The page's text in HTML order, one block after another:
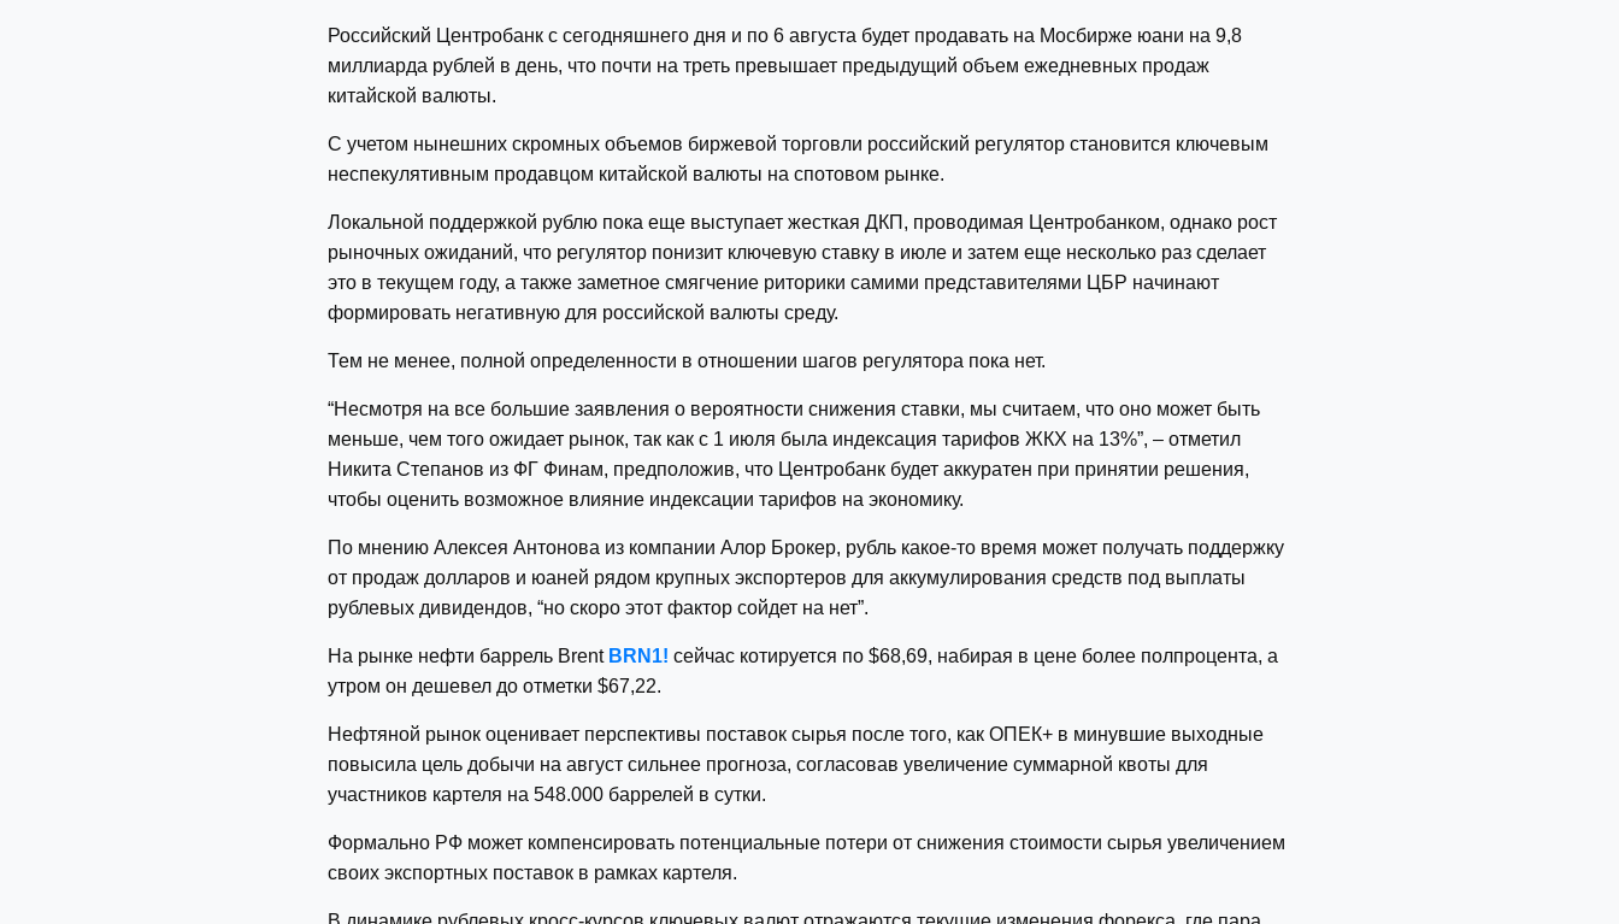
Российский Центробанк с сегодняшнего дня и по 6 августа будет продавать на Мосбирже юани на 9,8
миллиарда рублей в день, что почти на треть превышает предыдущий объем ежедневных продаж
китайской валюты.
С учетом нынешних скромных объемов биржевой торговли российский регулятор становится ключевым
неспекулятивным продавцом китайской валюты на спотовом рынке.
Локальной поддержкой рублю пока еще выступает жесткая ДКП, проводимая Центробанком, однако рост
рыночных ожиданий, что регулятор понизит ключевую ставку в июле и затем еще несколько раз сделает
это в текущем году, а также заметное смягчение риторики самими представителями ЦБР начинают
формировать негативную для российской валюты среду.
Тем не менее, полной определенности в отношении шагов регулятора пока нет.
“Несмотря на все большие заявления о вероятности снижения ставки, мы считаем, что оно может быть
меньше, чем того ожидает рынок, так как с 1 июля была индексация тарифов ЖКХ на 13%”, – отметил
Никита Степанов из ФГ Финам, предположив, что Центробанк будет аккуратен при принятии решения,
чтобы оценить возможное влияние индексации тарифов на экономику.
По мнению Алексея Антонова из компании Алор Брокер, рубль какое-то время может получать поддержку
от продаж долларов и юаней рядом крупных экспортеров для аккумулирования средств под выплаты
рублевых дивидендов, “но скоро этот фактор сойдет на нет”.
На рынке нефти баррель Brent BRN1! сейчас котируется по $68,69, набирая в цене более полпроцента, а
утром он дешевел до отметки $67,22.
Нефтяной рынок оценивает перспективы поставок сырья после того, как ОПЕК+ в минувшие выходные
повысила цель добычи на август сильнее прогноза, согласовав увеличение суммарной квоты для
участников картеля на 548.000 баррелей в сутки.
Формально РФ может компенсировать потенциальные потери от снижения стоимости сырья увеличением
своих экспортных поставок в рамках картеля.